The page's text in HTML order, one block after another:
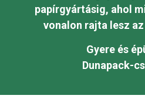
papírgyártásig, ahol
vonalon rajta lesz
Gyere és
Dunapack-